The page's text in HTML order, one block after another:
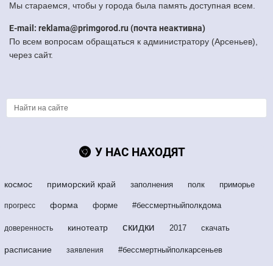
Мы стараемся, чтобы у города была память доступная всем.
E-mail: reklama@primgorod.ru (почта неактивна)
По всем вопросам обращаться к администратору (Арсеньев),
через сайт.
У НАС НАХОДЯТ
космос приморский край заполнения полк приморье
прогресс форма форме #бессмертныйполкдома
доверенность кинотеатр скидки 2017 скачать
расписание заявления #бессмертныйполкарсеньев